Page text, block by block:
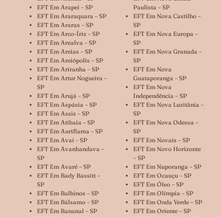
EFT Em Arapeí – SP
EFT Em Araraquara – SP
EFT Em Araras – SP
EFT Em Arco-Íris – SP
EFT Em Arealva – SP
EFT Em Areias – SP
EFT Em Areiópolis – SP
EFT Em Ariranha – SP
EFT Em Artur Nogueira –
SP
EFT Em Arujá – SP
EFT Em Aspásia – SP
EFT Em Assis – SP
EFT Em Atibaia – SP
EFT Em Auriflama – SP
EFT Em Avaí – SP
EFT Em Avanhandava –
SP
EFT Em Avaré – SP
EFT Em Bady Bassitt –
SP
EFT Em Balbinos – SP
EFT Em Bálsamo – SP
EFT Em Bananal – SP
Paulista – SP
EFT Em Nova Castilho –
SP
EFT Em Nova Europa –
SP
EFT Em Nova Granada –
SP
EFT Em Nova
Guataporanga – SP
EFT Em Nova
Independência – SP
EFT Em Nova Luzitânia –
SP
EFT Em Nova Odessa –
SP
EFT Em Novais – SP
EFT Em Novo Horizonte
– SP
EFT Em Nuporanga – SP
EFT Em Ocauçu – SP
EFT Em Óleo – SP
EFT Em Olímpia – SP
EFT Em Onda Verde – SP
EFT Em Oriente – SP